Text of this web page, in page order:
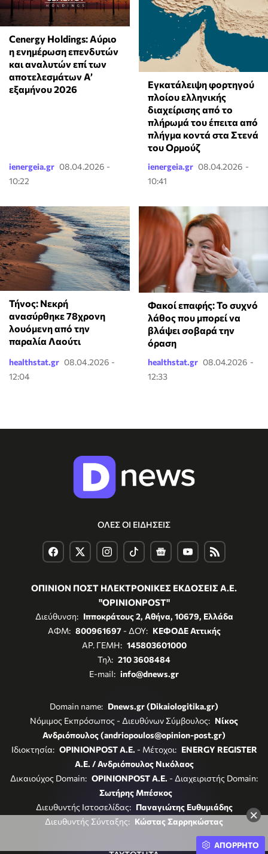
×
Cenergy Holdings: Αύριο
η ενημέρωση επενδυτών
και αναλυτών επί των
αποτελεσμάτων A’
εξαμήνου 2026
ienergeia.gr 08.04.2026 -
10:22
Εγκατάλειψη φορτηγού
πλοίου ελληνικής
διαχείρισης από το
πλήρωμά του έπειτα από
πλήγμα κοντά στα Στενά
του Ορμούζ
ienergeia.gr 08.04.2026 -
10:41
Τήνος: Νεκρή
ανασύρθηκε 78χρονη
λουόμενη από την
παραλία Λαούτι
healthstat.gr 08.04.2026 -
12:04
Φακοί επαφής: Το συχνό
λάθος που μπορεί να
βλάψει σοβαρά την
όραση
healthstat.gr 08.04.2026 -
12:33
ΟΛΕΣ ΟΙ ΕΙΔΗΣΕΙΣ
ΟΠΙΝΙΟΝ ΠΟΣΤ ΗΛΕΚΤΡΟΝΙΚΕΣ ΕΚΔΟΣΕΙΣ Α.Ε.
"OPINIONPOST"
Διεύθυνση: Ιπποκράτους 2, Αθήνα, 10679, Ελλάδα
ΑΦΜ: 800961697- ΔΟΥ: ΚΕΦΟΔΕ Αττικής
ΑΡ. ΓΕΜΗ: 145803601000
Τηλ: 210 3608484
E-mail: info@dnews.gr
Domain name: Dnews.gr (Dikaiologitika.gr)
Νόμιμος Εκπρόσωπος - Διευθύνων Σύμβουλος: Νίκος
Ανδριόπουλος (andriopoulos@opinion-post.gr)
Ιδιοκτησία: OPINIONPOST A.E. - Μέτοχοι: ENERGY REGISTER
Α.Ε. / Ανδριόπουλος Νικόλαος
Δικαιούχος Domain: OPINIONPOST A.E. - Διαχειριστής Domain:
Σωτήρης Μπέσκος
Διευθυντής Ιστοσελίδας: Παναγιώτης Ευθυμιάδης
Διευθυντής Σύνταξης: Κώστας Σαρρηκώστας
ΑΠΟΡΡΗΤΟ